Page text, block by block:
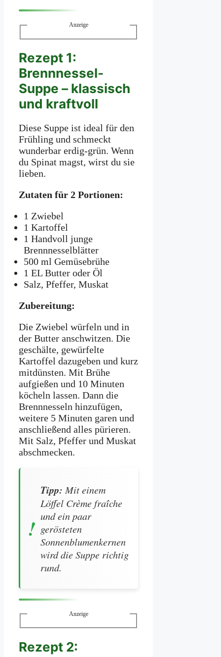
Anzeige
Rezept 1:
Brennnessel-
Suppe – klassisch
und kraftvoll
Diese Suppe ist ideal für den
Frühling und schmeckt
wunderbar erdig-grün. Wenn
du Spinat magst, wirst du sie
lieben.
Zutaten für 2 Portionen:
1 Zwiebel
1 Kartoffel
1 Handvoll junge
Brennnesselblätter
500 ml Gemüsebrühe
1 EL Butter oder Öl
Salz, Pfeffer, Muskat
Zubereitung:
Die Zwiebel würfeln und in
der Butter anschwitzen. Die
geschälte, gewürfelte
Kartoffel dazugeben und kurz
mitdünsten. Mit Brühe
aufgießen und 10 Minuten
köcheln lassen. Dann die
Brennnesseln hinzufügen,
weitere 5 Minuten garen und
anschließend alles pürieren.
Mit Salz, Pfeffer und Muskat
abschmecken.
Tipp: Mit einem
Löffel Crème fraîche
und ein paar
gerösteten
Sonnenblumenkernen
wird die Suppe richtig
rund.
Anzeige
Rezept 2: